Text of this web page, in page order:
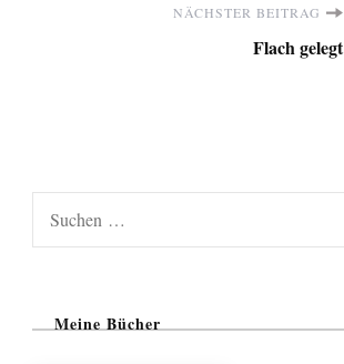
NÄCHSTER BEITRAG
Flach gelegt
Meine Bücher